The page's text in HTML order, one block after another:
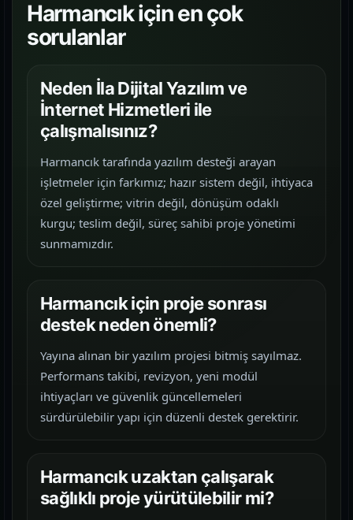
Harmancık için en çok
sorulanlar
Neden İla Dijital Yazılım ve
İnternet Hizmetleri ile
çalışmalısınız?
Harmancık tarafında yazılım desteği arayan
işletmeler için farkımız; hazır sistem değil, ihtiyaca
özel geliştirme; vitrin değil, dönüşüm odaklı
kurgu; teslim değil, süreç sahibi proje yönetimi
sunmamızdır.
Harmancık için proje sonrası
destek neden önemli?
Yayına alınan bir yazılım projesi bitmiş sayılmaz.
Performans takibi, revizyon, yeni modül
ihtiyaçları ve güvenlik güncellemeleri
sürdürülebilir yapı için düzenli destek gerektirir.
Harmancık uzaktan çalışarak
sağlıklı proje yürütülebilir mi?